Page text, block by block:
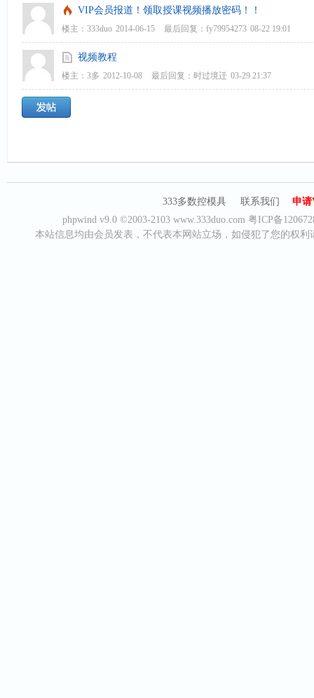
VIP会员报道！领取授课视频播放密码！！
楼主： 333duo 2014-06-15 最后回复： fy79954273 08-22 19:01
视频教程
楼主： 3多 2012-10-08 最后回复： 时过境迁 03-29 21:37
333多数控模具 联系我们
申请
phpwind v9.0©2003-2103 www.333duo.com 粤ICP备
本站信息均由会员发表，不代表本网站立场，如侵犯了您的权